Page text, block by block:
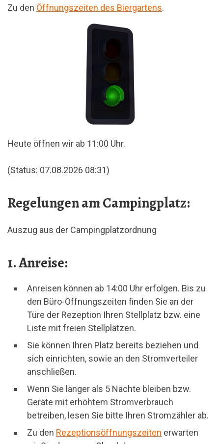
Zu den Öffnungszeiten des Biergartens.
Heute öffnen wir ab 11:00 Uhr.
(Status: 07.08.2026 08:31)
Regelungen am Campingplatz:
Auszug aus der Campingplatzordnung
1. Anreise:
Anreisen können ab 14:00 Uhr erfolgen. Bis zu
den Büro-Öffnungszeiten finden Sie an der
Türe der Rezeption Ihren Stellplatz bzw. eine
Liste mit freien Stellplätzen.
Sie können Ihren Platz bereits beziehen und
sich einrichten, sowie an den Stromverteiler
anschließen.
Wenn Sie länger als 5 Nächte bleiben bzw.
Geräte mit erhöhtem Stromverbrauch
betreiben, lesen Sie bitte Ihren Stromzähler ab.
Zu den Rezeptionsöffnungszeiten erwarten